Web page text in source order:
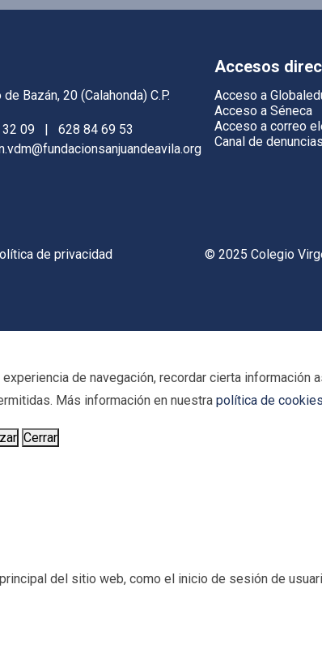
Bazán, 20 (Calahonda) C.P.
09
|
628 84 69 53
Accesos
Acceso a
Acceso a Séneca
Acceso a correo
Canal de denuncias
de privacidad © 2025 Colegio
de navegación, recordar cierta
Más información en nuestra política de cookies
Cerrar
del sitio web, como el inicio de sesión de